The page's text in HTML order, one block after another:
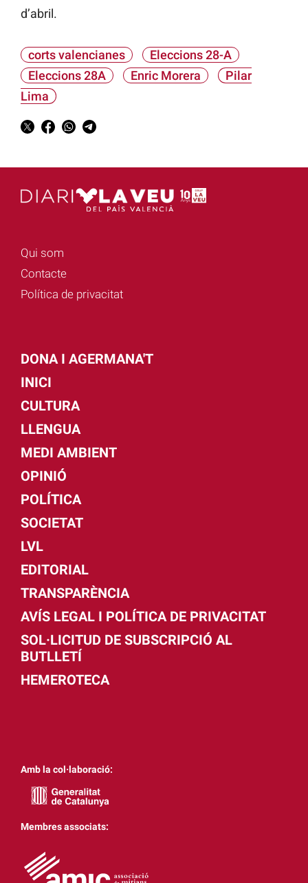
d’abril.
corts valencianes
Eleccions 28-A
Eleccions 28A
Enric Morera
Pilar
Lima
Qui som
Contacte
Política de privacitat
DONA I AGERMANA'T
INICI
CULTURA
LLENGUA
MEDI AMBIENT
OPINIÓ
POLÍTICA
SOCIETAT
LVL
EDITORIAL
TRANSPARÈNCIA
AVÍS LEGAL I POLÍTICA DE PRIVACITAT
SOL·LICITUD DE SUBSCRIPCIÓ AL
BUTLLETÍ
HEMEROTECA
Amb la col·laboració:
Membres associats: